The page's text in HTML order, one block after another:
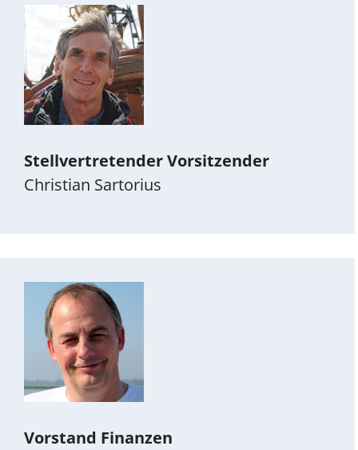
Stellvertretender Vorsitzender
Christian Sartorius
Vorstand Finanzen